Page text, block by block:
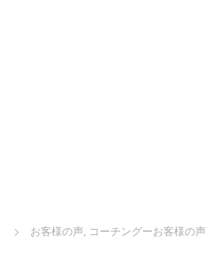
お客様の声, コーチングーお客様の声